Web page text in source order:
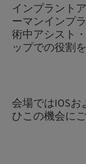
インプラント
ーマンインプ
術中アシスト
ップでの役割
会場ではIOS
ひこの機会に